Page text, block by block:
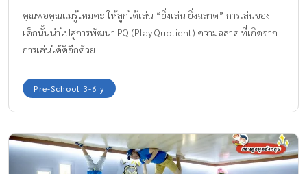
คุณพ่อคุณแม่รู้ไหมคะ ให้ลูกได้เล่น “ยิ่งเล่น ยิ่งฉลาด” การเล่นของ
เด็กนั้นนำไปสู่การพัฒนา PQ (Play Quotient) ความฉลาด ที่เกิดจาก
การเล่นได้ดีอีกด้วย
Pre-School 3-6 y